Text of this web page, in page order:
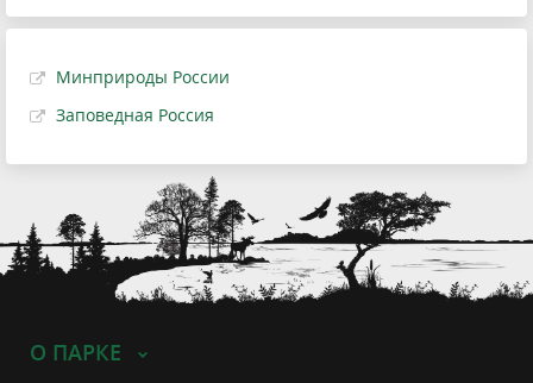
Минприроды России
Заповедная Россия
О ПАРКЕ